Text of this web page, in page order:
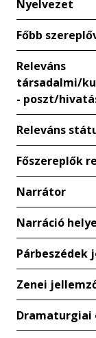
Nyelvezet
Főbb
Releváns
társadalmi/
- poszt/
Releváns
Főszereplők
Narrátor
Narráció helye
Párbeszédek
Zenei
Dramaturgiai